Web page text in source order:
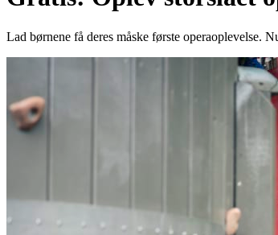
Lad børnene få deres måske første operaoplevelse.